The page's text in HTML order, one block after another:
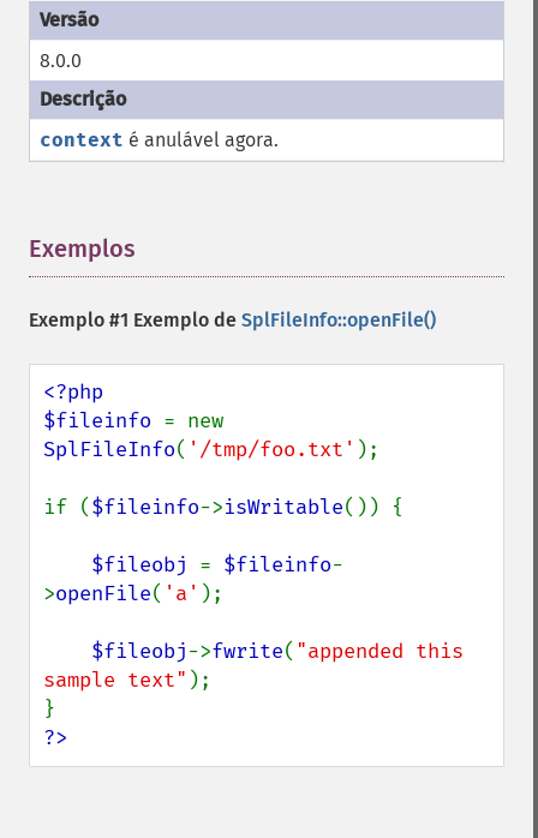
8.0.0
context é anulável agora.
Exemplos
Exemplo #1 Exemplo de SplFileInfo::openFile()
<?php
$fileinfo
SplFileInfo( '/tmp/foo.txt' );
if ($fileinfo->isWritable()) {
$fileobj = $fileinfo-
>openFile( 'a' );
$fileobj->fwrite( "appended this
sample text" );
?>